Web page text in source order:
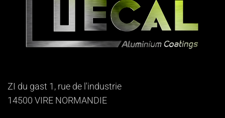
ZI du gast 1, rue de l'industrie
14500 VIRE NORMANDIE